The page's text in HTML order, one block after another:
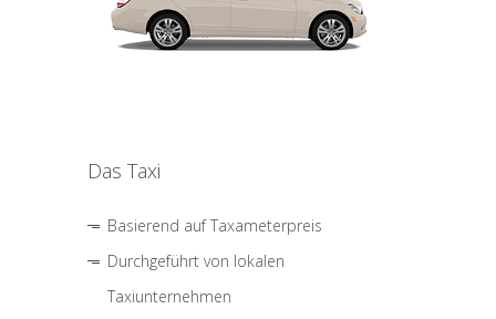
Das Taxi
Basierend auf Taxameterpreis
Durchgeführt von lokalen
Taxiunternehmen